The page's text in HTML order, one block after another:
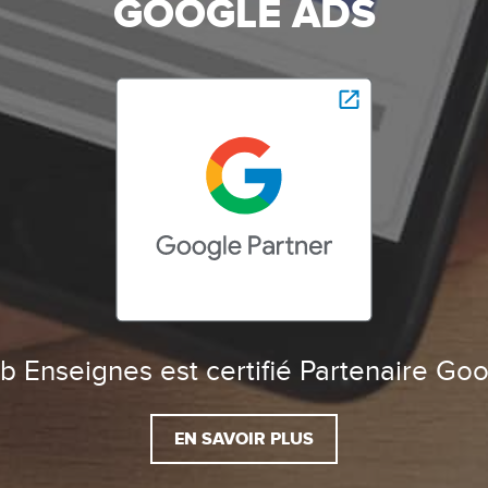
GOOGLE ADS
Enseignes est certifié Partenaire
EN SAVOIR PLUS